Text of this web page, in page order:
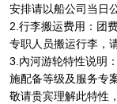
安排请以船公司当日
2.行李搬运费用：团
专职人员搬运行李，
3.內河游轮特性说明
施配备等级及服务专
敬请贵宾理解此特性